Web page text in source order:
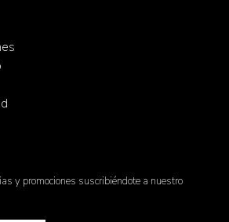
y promociones suscribiéndote a nuestro